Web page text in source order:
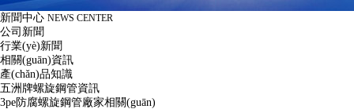
新聞中心 NEWS CENTER
公司新聞
行業(yè)新聞
相關(guān)資訊
產(chǎn)品知識
五洲牌螺旋鋼管資訊
3pe防腐螺旋鋼管廠家相關(guān)